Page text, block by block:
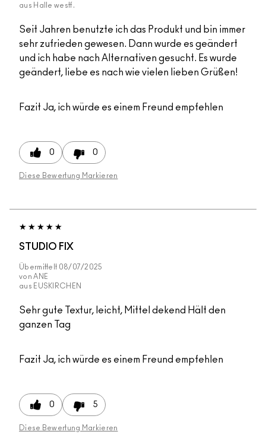
aus Halle westf.
Seit Jahren benutzte ich das Produkt und bin immer
sehr zufrieden gewesen. Dann wurde es geändert
und ich habe nach Alternativen gesucht. Es wurde
geändert, liebe es nach wie vielen lieben Grüßen!
Fazit Ja, ich würde es einem Freund empfehlen
0 0
Diese Bewertung Markieren
STUDIO FIX
Übermittelt 08/07/2025
von ANE
aus EUSKIRCHEN
Sehr gute Textur, leicht, Mittel dekend Hält den
ganzen Tag
Fazit Ja, ich würde es einem Freund empfehlen
0 5
Diese Bewertung Markieren